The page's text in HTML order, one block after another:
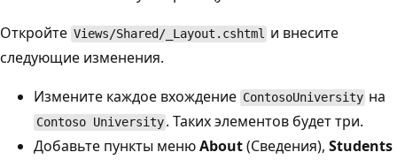
Откройте Views/Shared/_Layout.cshtml и внесите
следующие изменения.
Измените каждое вхождение ContosoUniversity на
Contoso University . Таких элементов будет три.
Добавьте пункты менюAbout(Сведения), Students